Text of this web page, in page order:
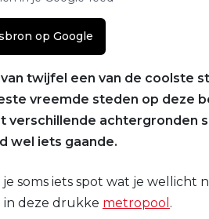
op Google
twijfel een van de coolste
vreemde steden op deze
verschillende achtergronden
wel iets gaande.
soms iets spot wat je wellicht
in deze drukke metropool .